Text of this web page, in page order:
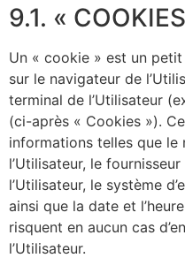
9.1. «
Un « cookie » est un
sur le navigateur de
terminal de l’Utilisateur
(ci-après « Cookies »).
informations telles que le
l’Utilisateur, le
l’Utilisateur, le système
ainsi que la date et
risquent en aucun cas
l’Utilisateur.